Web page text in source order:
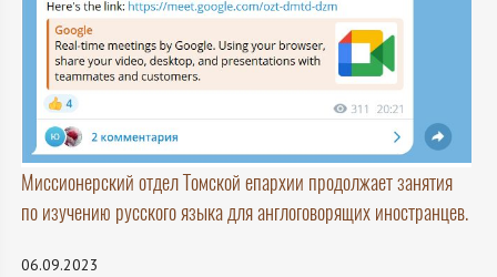
Миссионерский отдел Томской епархии продолжает занятия
по изучению русского языка для англоговорящих иностранцев.
06.09.2023